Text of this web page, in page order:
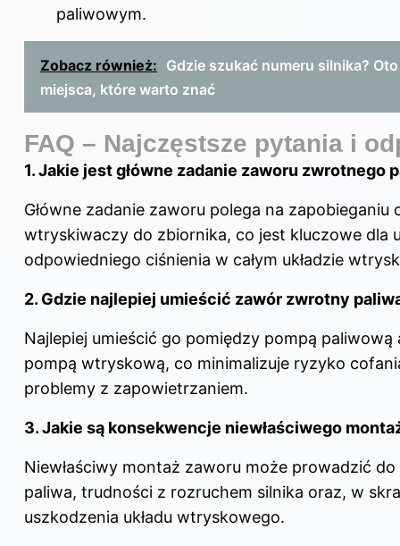
paliwowym.
Zobacz również: Gdzie szukać numeru silnika?
miejsca, które warto znać
FAQ – Najczęstsze pytania i
1. Jakie jest główne zadanie zaworu zwrotnego
Główne zadanie zaworu polega na zapobieganiu
wtryskiwaczy do zbiornika, co jest kluczowe dla
odpowiedniego ciśnienia w całym układzie
2. Gdzie najlepiej umieścić zawór zwrotny
Najlepiej umieścić go pomiędzy pompą
pompą wtryskową, co minimalizuje ryzyko
problemy z zapowietrzaniem.
3. Jakie są konsekwencje niewłaściwego
Niewłaściwy montaż zaworu może prowadzić
paliwa, trudności z rozruchem silnika oraz, w
uszkodzenia układu wtryskowego.